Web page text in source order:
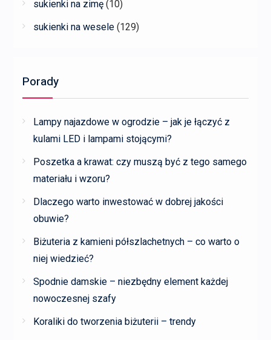
sukienki na zimę (10)
sukienki na wesele (129)
Porady
Lampy najazdowe w ogrodzie – jak je łączyć z
kulami LED i lampami stojącymi?
Poszetka a krawat: czy muszą być z tego samego
materiału i wzoru?
Dlaczego warto inwestować w dobrej jakości
obuwie?
Biżuteria z kamieni półszlachetnych – co warto o
niej wiedzieć?
Spodnie damskie – niezbędny element każdej
nowoczesnej szafy
Koraliki do tworzenia biżuterii – trendy